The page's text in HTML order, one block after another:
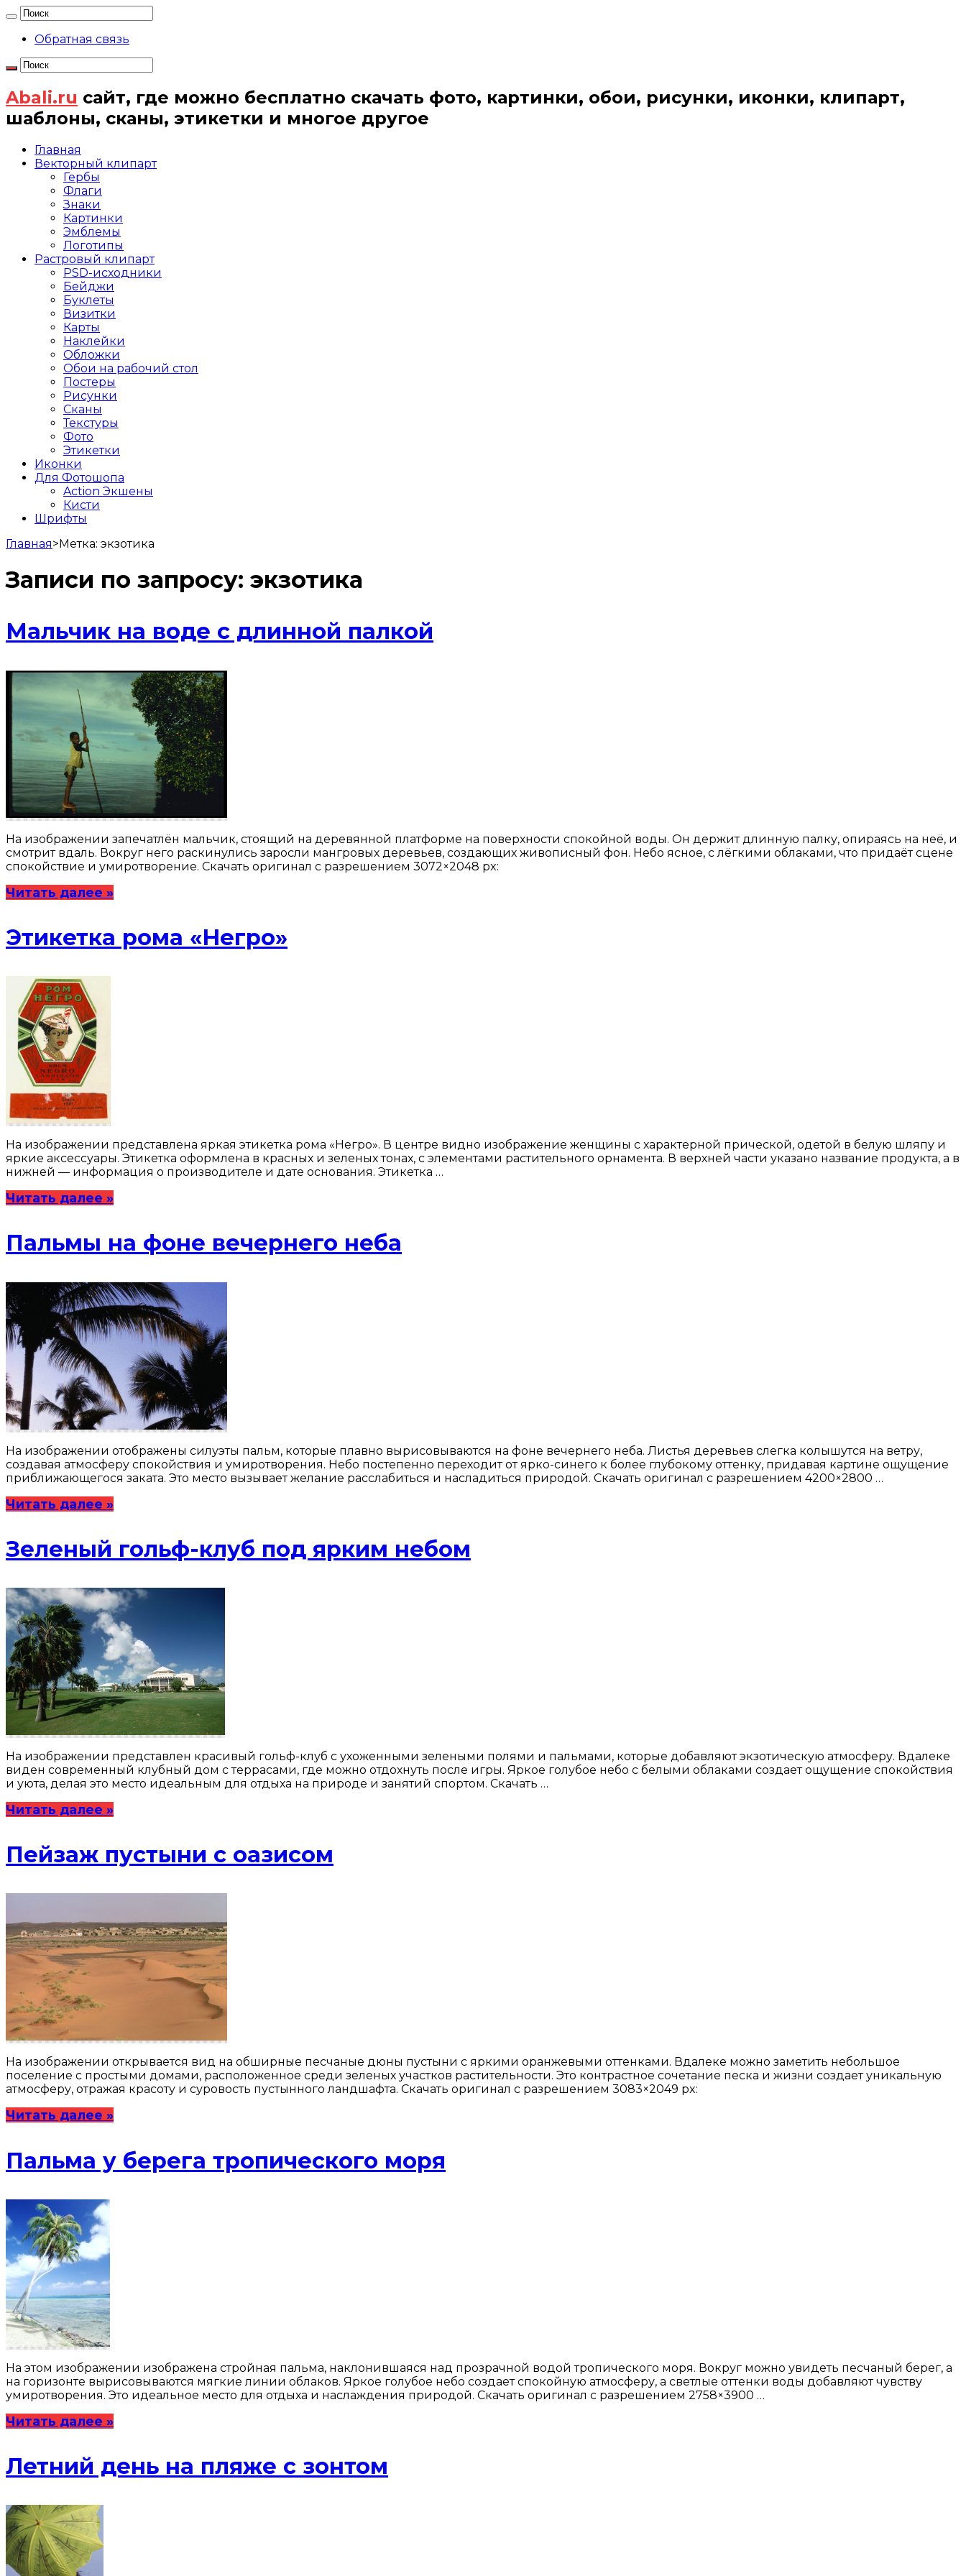
Обратная связь
Abali.ru сайт, где можно бесплатно скачать фото, картинки, обои, рисунки, иконки, клипарт,
шаблоны, сканы, этикетки и многое другое
Главная
Векторный клипарт
Гербы
Флаги
Знаки
Картинки
Эмблемы
Логотипы
Растровый клипарт
PSD-исходники
Бейджи
Буклеты
Визитки
Карты
Наклейки
Обложки
Обои на рабочий стол
Постеры
Рисунки
Сканы
Текстуры
Фото
Этикетки
Иконки
Для Фотошопа
Action Экшены
Кисти
Шрифты
Главная>Метка: экзотика
Записи по запросу: экзотика
Мальчик на воде с длинной палкой
На изображении запечатлён мальчик, стоящий на деревянной платформе на поверхности спокойной воды. Он держит длинную палку, опираясь на неё, и
смотрит вдаль. Вокруг него раскинулись заросли мангровых деревьев, создающих живописный фон. Небо ясное, с лёгкими облаками, что придаёт сцене
спокойствие и умиротворение. Скачать оригинал с разрешением 3072×2048 px:
Читать далее »
Этикетка рома «Негро»
На изображении представлена яркая этикетка рома «Негро». В центре видно изображение женщины с характерной прической, одетой в белую шляпу и
яркие аксессуары. Этикетка оформлена в красных и зеленых тонах, с элементами растительного орнамента. В верхней части указано название продукта, а в
нижней — информация о производителе и дате основания. Этикетка …
Читать далее »
Пальмы на фоне вечернего неба
На изображении отображены силуэты пальм, которые плавно вырисовываются на фоне вечернего неба. Листья деревьев слегка колышутся на ветру,
создавая атмосферу спокойствия и умиротворения. Небо постепенно переходит от ярко-синего к более глубокому оттенку, придавая картине ощущение
приближающегося заката. Это место вызывает желание расслабиться и насладиться природой. Скачать оригинал с разрешением 4200×2800 …
Читать далее »
Зеленый гольф-клуб под ярким небом
На изображении представлен красивый гольф-клуб с ухоженными зелеными полями и пальмами, которые добавляют экзотическую атмосферу. Вдалеке
виден современный клубный дом с террасами, где можно отдохнуть после игры. Яркое голубое небо с белыми облаками создает ощущение спокойствия
и уюта, делая это место идеальным для отдыха на природе и занятий спортом. Скачать …
Читать далее »
Пейзаж пустыни с оазисом
На изображении открывается вид на обширные песчаные дюны пустыни с яркими оранжевыми оттенками. Вдалеке можно заметить небольшое
поселение с простыми домами, расположенное среди зеленых участков растительности. Это контрастное сочетание песка и жизни создает уникальную
атмосферу, отражая красоту и суровость пустынного ландшафта. Скачать оригинал с разрешением 3083×2049 px:
Читать далее »
Пальма у берега тропического моря
На этом изображении изображена стройная пальма, наклонившаяся над прозрачной водой тропического моря. Вокруг можно увидеть песчаный берег, а
на горизонте вырисовываются мягкие линии облаков. Яркое голубое небо создает спокойную атмосферу, а светлые оттенки воды добавляют чувству
умиротворения. Это идеальное место для отдыха и наслаждения природой. Скачать оригинал с разрешением 2758×3900 …
Читать далее »
Летний день на пляже с зонтом